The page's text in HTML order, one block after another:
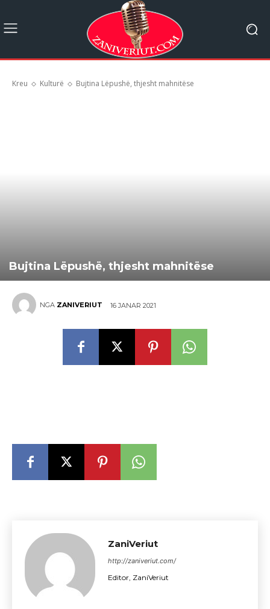
Kreu Kulturë Bujtina Lëpushë, thjesht mahnitëse
Bujtina Lëpushë, thjesht mahnitëse
NGA ZANIVERIUT 16 JANAR 2021
ZaniVeriut
http://zaniveriut.com/
Editor, ZaniVeriut